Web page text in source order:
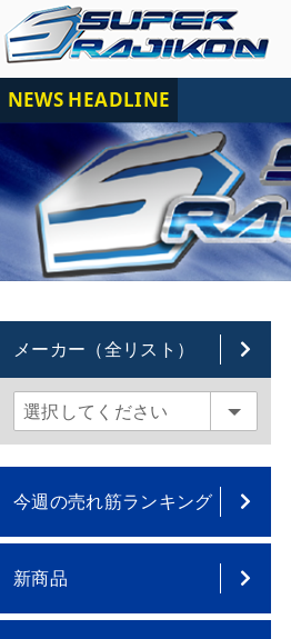
NEWS HEADLINE
メーカー（全リスト）
今週の売れ筋ランキング
新商品